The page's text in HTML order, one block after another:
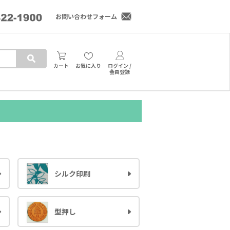
お問い合わせフォーム
カート お気に入り
ログイン /
会員登録
シルク印刷
型押し